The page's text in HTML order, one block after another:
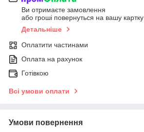
Ви отримаєте замовлення
або гроші повернуться на вашу картку
Детальніше
Оплатити частинами
Оплата на рахунок
Готівкою
Всі умови оплати
Умови повернення